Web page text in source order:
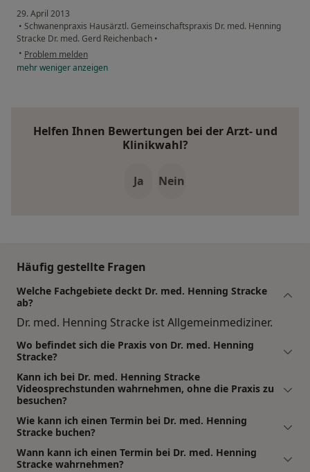
29. April 2013
• Schwanenpraxis Hausärztl. Gemeinschaftspraxis Dr. med. Henning
Stracke Dr. med. Gerd Reichenbach •
• Problem melden
mehrwenigeranzeigen
Helfen Ihnen Bewertungen bei der Arzt- und
Klinikwahl?
Ja Nein
Häufig gestellte Fragen
Welche Fachgebiete deckt Dr. med. Henning Stracke
ab?
Dr. med. Henning Stracke ist Allgemeinmediziner.
Wo befindet sich die Praxis von Dr. med. Henning
Stracke?
Kann ich bei Dr. med. Henning Stracke
Videosprechstunden wahrnehmen, ohne die Praxis zu
besuchen?
Wie kann ich einen Termin bei Dr. med. Henning
Stracke buchen?
Wann kann ich einen Termin bei Dr. med. Henning
Stracke wahrnehmen?